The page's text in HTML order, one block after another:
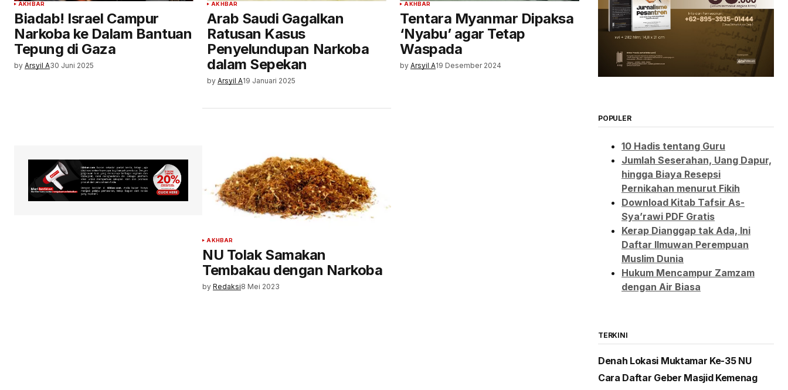
AKHBAR
Biadab! Israel Campur
Narkoba ke Dalam Bantuan
Tepung di Gaza
by Arsyil A30 Juni 2025
AKHBAR
Arab Saudi Gagalkan
Ratusan Kasus
Penyelundupan Narkoba
dalam Sepekan
by Arsyil A19 Januari 2025
AKHBAR
Tentara Myanmar Dipaksa
‘Nyabu’ agar Tetap
Waspada
by Arsyil A19 Desember 2024
AKHBAR
NU Tolak Samakan
Tembakau dengan Narkoba
by Redaksi8 Mei 2023
POPULER
10 Hadis tentang Guru
Jumlah Seserahan, Uang Dapur,
hingga Biaya Resepsi
Pernikahan menurut Fikih
Download Kitab Tafsir As-
Sya’rawi PDF Gratis
Kerap Dianggap tak Ada, Ini
Daftar Ilmuwan Perempuan
Muslim Dunia
Hukum Mencampur Zamzam
dengan Air Biasa
TERKINI
Denah Lokasi Muktamar Ke-35 NU
Cara Daftar Geber Masjid Kemenag